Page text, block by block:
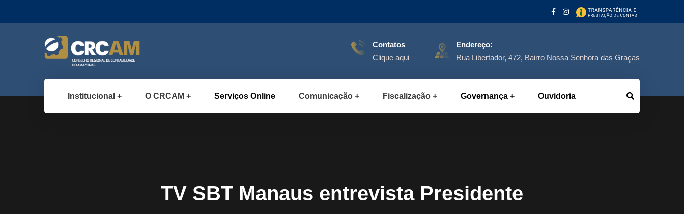
Contatos
Clique aqui
Endereço:
Rua Libertador, 472, Bairro Nossa Senhora das Graças
Institucional O CRCAM Serviços Online Comunicação Fiscalização Governança Ouvidoria
TV SBT Manaus entrevista Presidente